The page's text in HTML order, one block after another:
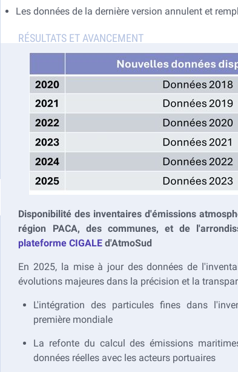
Les données de la dernière version annulent et
Disponibilité des inventaires d'émissions
région PACA, des communes, et de
plateforme CIGALE d'AtmoSud
En 2025, la mise à jour des données de
évolutions majeures dans la précision et la
L'intégration des particules fines dans
première mondiale
La refonte du calcul des émissions
données réelles avec les acteurs portuaires